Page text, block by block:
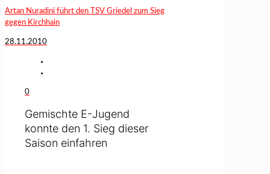
Artan Nuradini führt den TSV Griedel zum Sieg
gegen Kirchhain
28.11.2010
0
Gemischte E-Jugend
konnte den 1. Sieg dieser
Saison einfahren